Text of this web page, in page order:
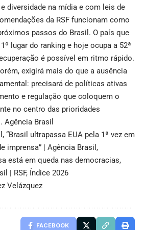
diversidade na mídia e com leis de
da RSF funcionam como
passos do Brasil. O país que
lugar do ranking e hoje ocupa a 52ª
é possível em ritmo rápido.
exigirá mais do que a ausência
precisará de políticas ativas
e regulação que coloquem o
no centro das prioridades
Agência Brasil
“Brasil ultrapassa EUA pela 1ª vez em
imprensa” | Agência Brasil,
está em queda nas democracias,
| RSF, Índice 2026
Velázquez
FACEBOOK